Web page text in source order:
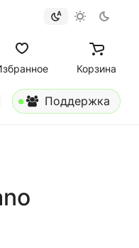
Корзина
Поддержка